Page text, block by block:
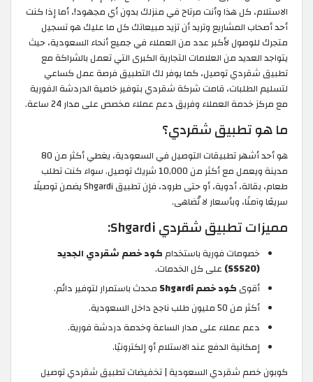
الاستلام، كل هذا وأنت مرتاح في منزلك بدون أي مجهود!، أما إذا كنت
أحد أصحاب المشاريع وتريد أن تزيد مبيعاتك كل ما عليك هو تسجيل
متجرك للوصول لأكبر عدد من العملاء في جميع أنحاء السعودية، حيث
يتواجد العديد من العلامات التجارية الكبرى التي تعمل بالشراكة مع
تطبيق شقردي توصيل، كما يوفر لك التطبيق فرصة عمل كساعي
لتسليم الطلبات، قامت شركة شقردي بتوفير خاصية الدردشة الفورية
مع مركز خدمة العملاء وفريق دعم عملاء مخصص على مدار 24 ساعة.
ما هو تطبيق شقردي؟
هو أحد أشهر تطبيقات التوصيل في السعودية، يغطي أكثر من 80
مدينة ويعمل مع أكثر من 10,000 شريك توصيل. سواء كنت تطلب
طعام، بقالة، أدوية، أو حتى طرود، فإن تطبيق Shgardi يضمن توصيلًا
سريعًا وآمنًا، وبأسعار لا تُضاهى.
مميزات تطبيق شقردي Shgardi:
خصومات فورية باستخدام كود خصم شقردي الجديد
(SSS20)
على كل الخدمات.
أقوى كود خصم Shgardi
محدث باستمرار لتوفير دائم.
أكثر من 50 مليون طلب ناجح داخل السعودية.
دعم عملاء على مدار الساعة وخدمة دردشة فورية.
إمكانية الدفع عند الاستلام أو إلكترونيًا.
كوبون خصم شقردي السعودية | تخفيضات تطبيق شقردي توصيل